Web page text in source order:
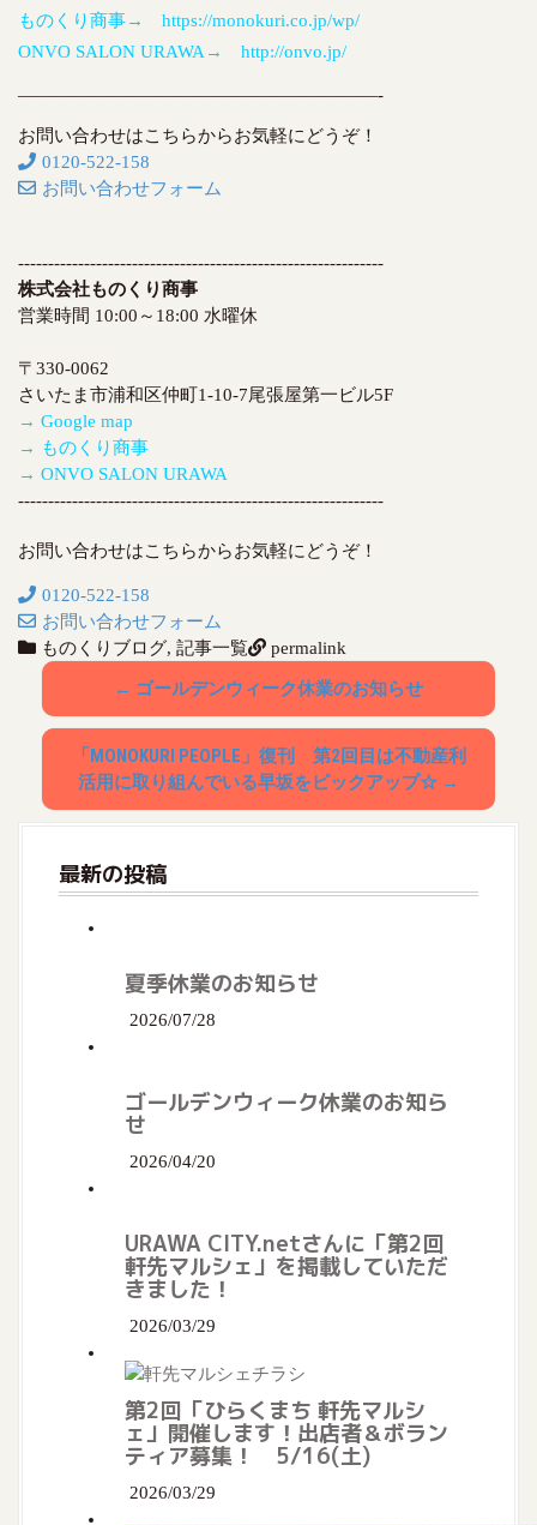
ものくり商事→ https://monokuri.co.jp/wp/
ONVO SALON URAWA→ http://onvo.jp/
————————————————————-
お問い合わせはこちらからお気軽にどうぞ！
0120-522-158
お問い合わせフォーム
-------------------------------------------------------------
株式会社ものくり商事
営業時間 10:00～18:00 水曜休
〒330-0062
さいたま市浦和区仲町1-10-7尾張屋第一ビル5F
→ Google map
→ ものくり商事
→ ONVO SALON URAWA
-------------------------------------------------------------
お問い合わせはこちらからお気軽にどうぞ！
0120-522-158
お問い合わせフォーム
ものくりブログ, 記事一覧 permalink
P
o
t
n
a
← ゴールデンウィーク休業のお知らせ
「MONOKURI PEOPLE」復刊 第2回目は不動産利
活用に取り組んでいる早坂をピックアップ☆ →
最新の投稿
夏季休業のお知らせ
2026/07/28
ゴールデンウィーク休業のお知ら
せ
2026/04/20
URAWA CITY.netさんに「第2回
軒先マルシェ」を掲載していただ
きました！
2026/03/29
第2回「ひらくまち 軒先マルシ
ェ」開催します！出店者＆ボラン
ティア募集！ 5/16(土)
2026/03/29